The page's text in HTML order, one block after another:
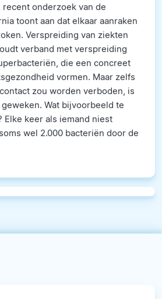
onderzoek van de
toont aan dat elkaar aanraken
Verspreiding van ziekten
verband met verspreiding
die een concreet
vormen. Maar zelfs
zou worden verboden, is
Wat bijvoorbeeld te
Elke keer als iemand niest
wel 2.000 bacteriën door de